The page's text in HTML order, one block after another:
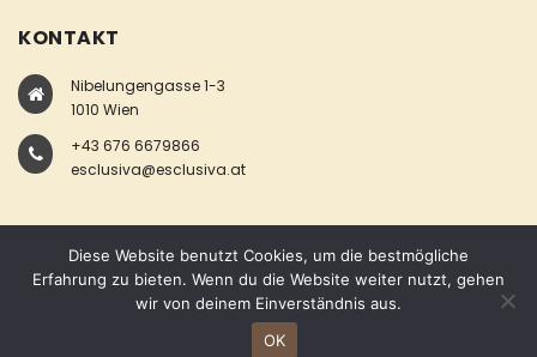
KONTAKT
Nibelungengasse 1-3
1010 Wien
+43 676 6679866
esclusiva@esclusiva.at
COPYRIGHT © ESCLUSIVA
Diese Website benutzt Cookies, um die bestmögliche
Erfahrung zu bieten. Wenn du die Website weiter nutzt, gehen
wir von deinem Einverständnis aus.
OK